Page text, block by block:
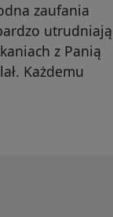
zaufania
utrudniają
z Panią
Każdemu